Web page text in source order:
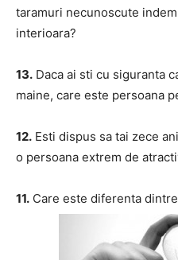
taramuri necunoscute
interioara?
13. Daca ai sti cu siguranta
maine, care este persoana
12. Esti dispus sa tai zece
o persoana extrem de
11. Care este diferenta dintre